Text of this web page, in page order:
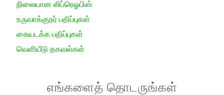
நிலையான லிப்ரெஓபிஸ்
உருவாக்குநர் பதிப்புகள்
கையடக்க பதிப்புகள்
வெளியீடு தகவல்கள்
எங்களைத் தொடருங்கள்